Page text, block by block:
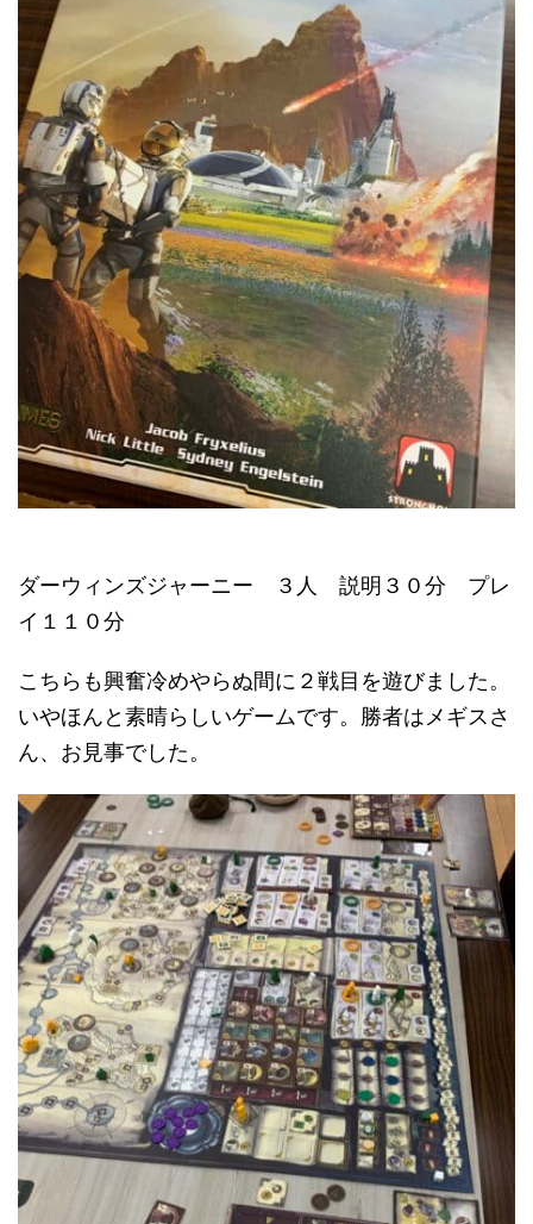
ダーウィンズジャーニー ３人 説明３０分 プレ
イ１１０分
こちらも興奮冷めやらぬ間に２戦目を遊びました。
いやほんと素晴らしいゲームです。勝者はメギスさ
ん、お見事でした。